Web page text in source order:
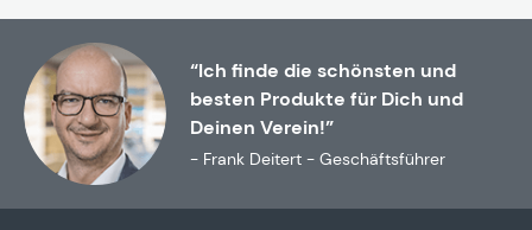
“Ich finde die schönsten und
besten Produkte für Dich und
Deinen Verein!”
- Frank Deitert - Geschäftsführer